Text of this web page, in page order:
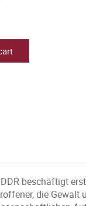
beschäftigt
die